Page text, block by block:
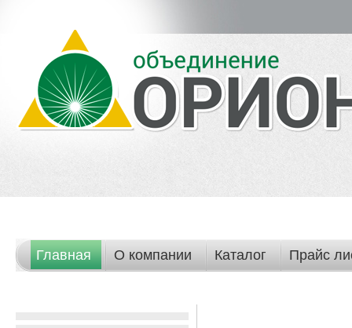
Главная О компании Каталог Прайс